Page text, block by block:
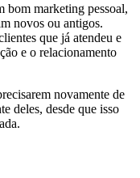
bom marketing pessoal,
novos ou antigos.
que já atendeu e
e o relacionamento
novamente de
deles, desde que isso